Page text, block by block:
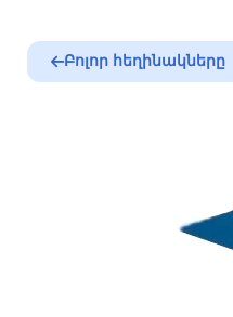
Բոլոր հեղինակները